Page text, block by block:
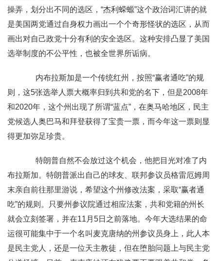
操弄，划分出不同的选区，“杰利蝾螈”这个政治词汇讲的就
是美国两党通过自身权力画出一个个奇形怪状的选区，从而
画出对自己政党十分有利的安全选区。这种安排凸显了美国
选举制度的不公平性，也被全世界所诟病。
内布拉斯加是一个传统红州，按照“赢者通吃”的规
则，这5张选举人票大概率归到共和党的名下，但是2008年
和2020年，这个州出现了所谓“蓝点”，在奥马哈地区，民主
党候选人奥巴马和拜登获得了宝贵一票，而今年这一票则显
得更加弥足珍贵。
特朗普自然不会放过这个机会，他把目光对准了内
布拉斯加。特朗普派出自己的球友、联邦参议员格雷厄姆周
末亲自前往那里游说，希望这个州修改法案，采取“赢者通
吃”的规则。只要州参议院通过相应法案，共和党籍的州长
就会立刻签署，并在11月5日之前落地。今年大选结果的命
运很可能集中于一个名叫麦克唐纳的州参议员身上，此人本
是民主党人，还是一位天主教徒，但在堕胎问题上与民主党